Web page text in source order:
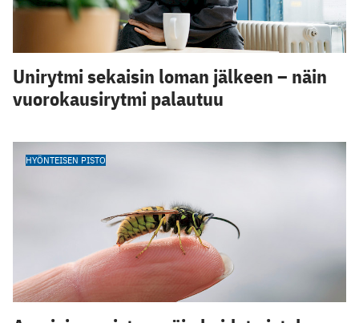
Unirytmi sekaisin loman jälkeen – näin
vuorokausirytmi palautuu
HYÖNTEISEN PISTO